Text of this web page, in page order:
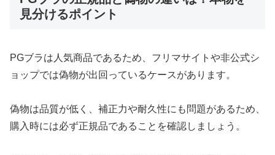
見分けるポイント
PGブラは人気商品であるため、フリマサイトや非公式シ
ョップでは偽物が出回っているケースがあります。
偽物は品質が低く、補正力や耐久性にも問題があるため、
購入時には必ず正規品であることを確認しましょう。